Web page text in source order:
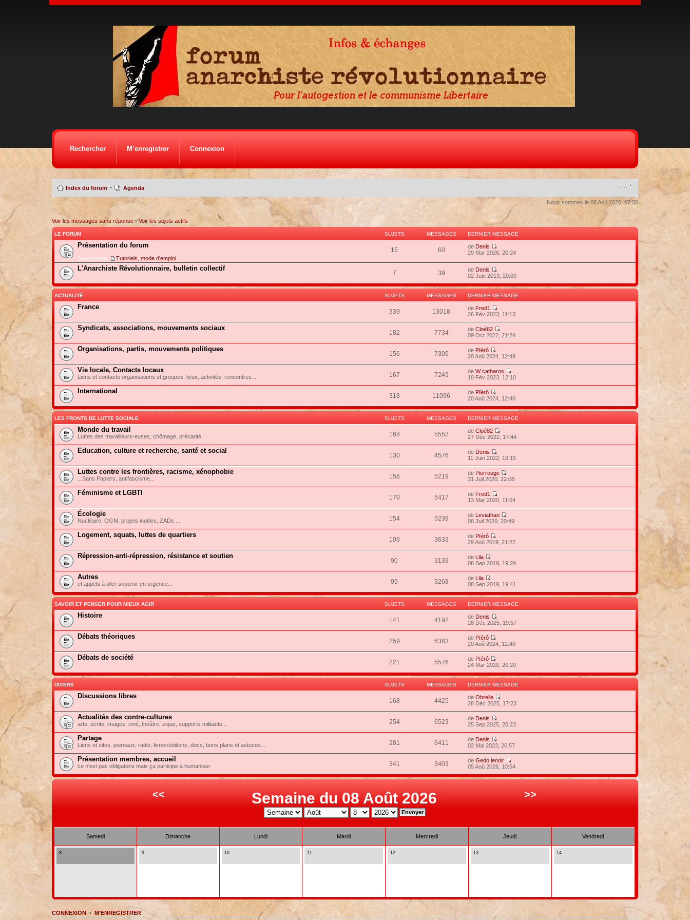
Rechercher M’enregistrer Connexion
Index du forum • Agenda
Nous sommes le 08 Aoû 2026, 07:50
Voir les messages sans réponse• Voir les sujets actifs
LE FORUM SUJETS MESSAGES DERNIER MESSAGE
Présentation du forum
Sous-forum: Tutoriels, mode d'emploi
15 60 de Denis
29 Mar 2026, 20:24
L'Anarchiste Révolutionnaire, bulletin collectif
7 39 de Denis
02 Juin 2013, 20:00
ACTUALITÉ SUJETS MESSAGES DERNIER MESSAGE
France
339 13018 de Fred1
26 Fév 2023, 11:13
Syndicats, associations, mouvements sociaux
182 7734 deCloé82
09 Oct 2022, 21:24
Organisations, partis, mouvements politiques
156 7306 de Pïérô
20 Aoû 2024, 12:49
Vie locale, Contacts locaux
Liens et contacts organisations et groupes, lieux, activités, rencontres... 167 7249 deW catharos
10 Fév 2023, 12:10
International
318 11096 de Pïérô
20 Aoû 2024, 12:40
LES FRONTS DE LUTTE SOCIALE SUJETS MESSAGES DERNIER MESSAGE
Monde du travail
Luttes des travailleurs-euses, chômage, précarité. 168 5552 deCloé82
27 Déc 2022, 17:44
Education, culture et recherche, santé et social
130 4576 de Denis
11 Juin 2022, 19:15
Luttes contre les frontières, racisme, xénophobie
...Sans Papiers, antifascisme... 156 5219 de Pierrouge
31 Juil 2020, 22:08
Féminisme et LGBTI
170 5417 de Fred1
13 Mar 2020, 11:54
Écologie
Nucléaire, OGM, projets inutiles, ZADs ... 154 5239 de Leviathan
08 Juil 2020, 20:49
Logement, squats, luttes de quartiers
109 3633 de Pïérô
29 Aoû 2019, 21:22
Répression-anti-répression, résistance et soutien
90 3133 de Lila
08 Sep 2019, 19:29
Autres
et appels à aller soutenir en urgence... 95 3268 de Lila
08 Sep 2019, 19:41
SAVOIR ET PENSER POUR MIEUX AGIR SUJETS MESSAGES DERNIER MESSAGE
Histoire
141 4192 de Denis
28 Déc 2025, 19:57
Débats théoriques
259 6383 de Pïérô
20 Aoû 2024, 12:40
Débats de société
221 5576 de Pïérô
24 Mar 2020, 20:20
DIVERS SUJETS MESSAGES DERNIER MESSAGE
Discussions libres
168 4425 deObrelle
28 Déc 2025, 17:23
Actualités des contre-cultures
arts, écrits, images, ciné, théâtre, zique, supports militants... 254 6523 de Denis
25 Sep 2025, 20:23
Partage
Liens et sites, journaux, radio, livres/éditions, docs, bons plans et astuces... 281 6411 de Denis
02 Mai 2023, 20:57
Présentation membres, accueil
ce n'est pas obligatoire mais ça participe à humaniser 341 3403 deGedo lenoir
05 Aoû 2026, 10:54
<< Semaine du 08 Août 2026 >>
Samedi Dimanche Lundi Mardi Mercredi Jeudi Vendredi
8 9 10 11 12 13 14
CONNEXION• M’ENREGISTRER